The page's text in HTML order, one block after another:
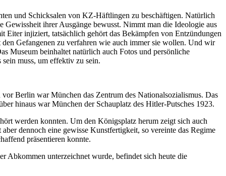
und Schicksalen von KZ-Häftlingen zu beschäftigen. Natürlich
ihrer Ausgänge bewusst. Nimmt man die Ideologie aus
Eiter injiziert, tatsächlich gehört das Bekämpfen von Entzündungen
Gefangenen zu verfahren wie auch immer sie wollen. Und wir
Museum beinhaltet natürlich auch Fotos und persönliche
sein muss, um effektiv zu sein.
Berlin war München das Zentrum des Nationalsozialismus. Das
hinaus war München der Schauplatz des Hitler-Putsches 1923.
werden konnten. Um den Königsplatz herum zeigt sich auch
dennoch eine gewisse Kunstfertigkeit, so vereinte das Regime
präsentieren konnte.
Abkommen unterzeichnet wurde, befindet sich heute die